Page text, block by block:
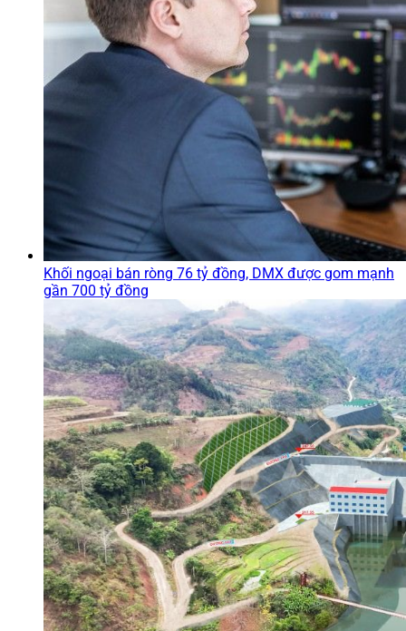
Khối ngoại bán ròng 76 tỷ đồng, DMX được gom mạnh
gần 700 tỷ đồng